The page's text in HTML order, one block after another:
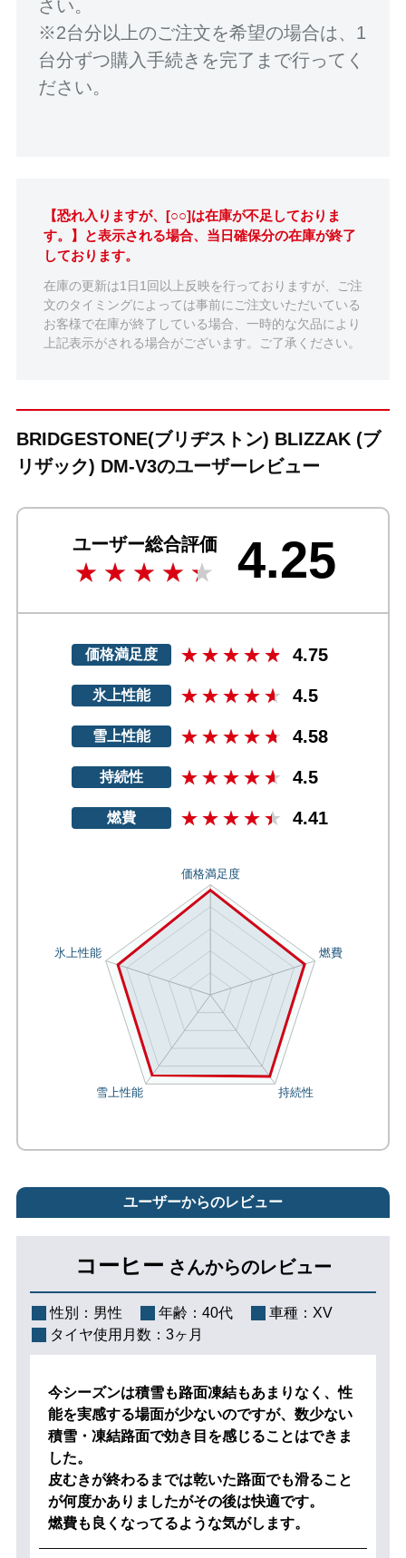
さい。
※2台分以上のご注文を希望の場合は、1
台分ずつ購入手続きを完了まで行ってく
ださい。
【恐れ入りますが、[○○]は在庫が不足しておりま
す。】と表示される場合、当日確保分の在庫が終了
しております。
在庫の更新は1日1回以上反映を行っておりますが、ご注
文のタイミングによっては事前にご注文いただいている
お客様で在庫が終了している場合、一時的な欠品により
上記表示がされる場合がございます。ご了承ください。
BRIDGESTONE(ブリヂストン) BLIZZAK (ブ
リザック) DM-V3のユーザーレビュー
ユーザー総合評価 4.25
価格満足度 4.75
氷上性能 4.5
雪上性能 4.58
持続性 4.5
燃費 4.41
ユーザーからのレビュー
コーヒー さんからのレビュー
性別： 男性 年齢： 40代 車種： XV
タイヤ使用月数： 3ヶ月
今シーズンは積雪も路面凍結もあまりなく、性
能を実感する場面が少ないのですが、数少ない
積雪・凍結路面で効き目を感じることはできま
した。
皮むきが終わるまでは乾いた路面でも滑ること
が何度かありましたがその後は快適です。
燃費も良くなってるような気がします。